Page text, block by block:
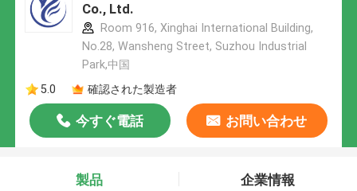
Co., Ltd.
Room 916, Xinghai International Building,
No.28, Wansheng Street, Suzhou Industrial
Park,中国
5.0
確認された製造者
今すぐ電話 お問い合わせ
製品 企業情報